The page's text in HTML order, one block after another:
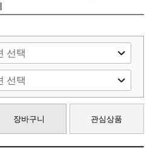
장바구니 관심상품